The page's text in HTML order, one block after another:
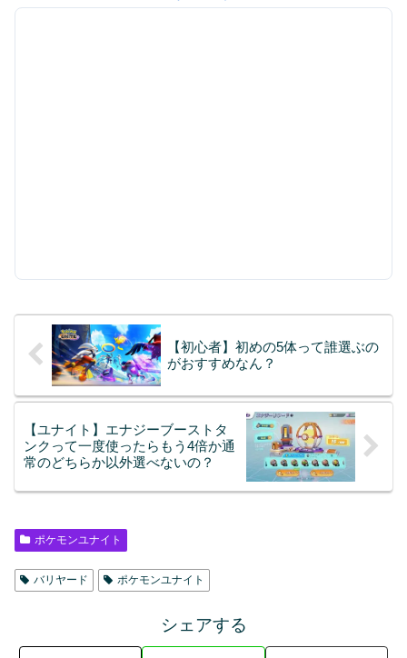
【初心者】初めの5体って誰選ぶの
がおすすめなん？
【ユナイト】エナジーブーストタ
ンクって一度使ったらもう4倍か通
常のどちらか以外選べないの？
ポケモンユナイト
バリヤード ポケモンユナイト
シェアする